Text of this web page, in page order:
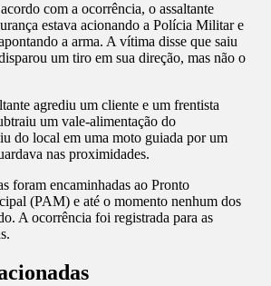
com a ocorrência, o assaltante
estava acionando a Polícia Militar e
a arma. A vítima disse que saiu
um tiro em sua direção, mas não o
agrediu um cliente e um frentista
um vale-alimentação do
do local em uma moto guiada por um
nas proximidades.
foram encaminhadas ao Pronto
(PAM) e até o momento nenhum dos
A ocorrência foi registrada para as